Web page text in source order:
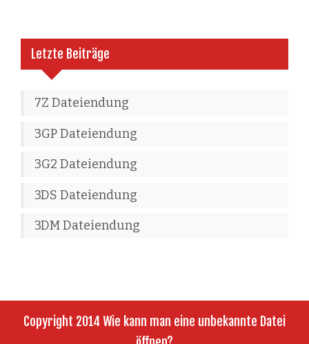
Letzte Beiträge
7Z Dateiendung
3GP Dateiendung
3G2 Dateiendung
3DS Dateiendung
3DM Dateiendung
Copyright 2014 Wie kann man eine unbekannte Datei